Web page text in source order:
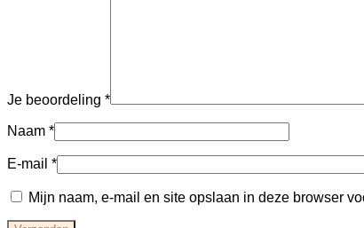
Je beoordeling *
Naam *
E-mail *
Mijn naam, e-mail en site opslaan in deze browser